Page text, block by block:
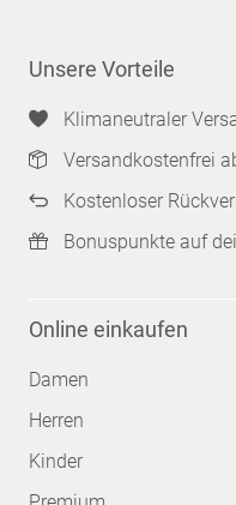
Unsere Vorteile
Klimaneutraler
Versandkostenfrei
Kostenloser
Bonuspunkte auf
Online einkaufen
Damen
Herren
Kinder